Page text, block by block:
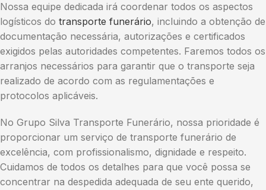
Nossa equipe dedicada irá coordenar todos os aspectos
logísticos do transporte funerário, incluindo a obtenção de
documentação necessária, autorizações e certificados
exigidos pelas autoridades competentes. Faremos todos os
arranjos necessários para garantir que o transporte seja
realizado de acordo com as regulamentações e
protocolos aplicáveis.
No Grupo Silva Transporte Funerário, nossa prioridade é
proporcionar um serviço de transporte funerário de
excelência, com profissionalismo, dignidade e respeito.
Cuidamos de todos os detalhes para que você possa se
concentrar na despedida adequada de seu ente querido,